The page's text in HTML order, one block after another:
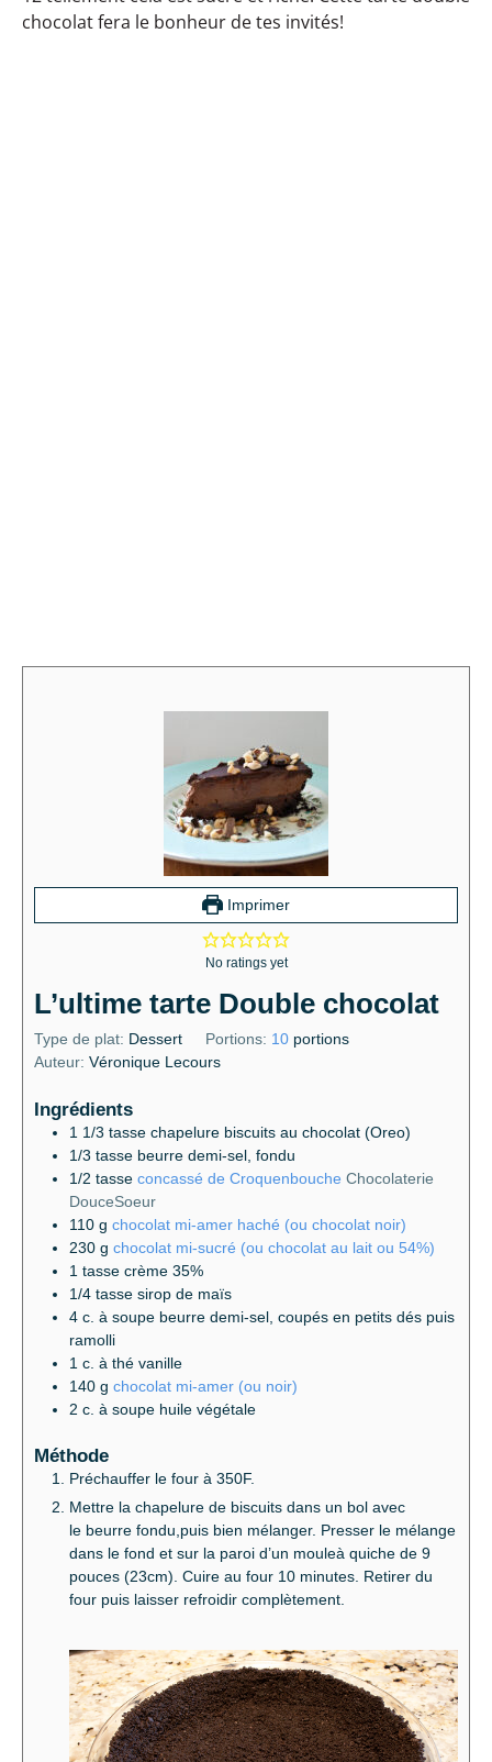
chocolat fera le bonheur de tes invités!
Imprimer
No ratings yet
L’ultime tarte Double chocolat
Type de plat: Dessert Portions: 10 portions
Auteur: Véronique Lecours
Ingrédients
1 1/3 tasse chapelure biscuits au chocolat (Oreo)
1/3 tasse beurre demi-sel, fondu
1/2 tasse concassé de Croquenbouche Chocolaterie
DouceSoeur
110 g chocolat mi-amer haché (ou chocolat noir)
230 g chocolat mi-sucré (ou chocolat au lait ou 54%)
1 tasse crème 35%
1/4 tasse sirop de maïs
4 c. à soupe beurre demi-sel, coupés en petits dés puis
ramolli
1 c. à thé vanille
140 g chocolat mi-amer (ou noir)
2 c. à soupe huile végétale
Méthode
Préchauffer le four à 350F.
Mettre la chapelure de biscuits dans un bol avec
le beurre fondu,puis bien mélanger. Presser le mélange
dans le fond et sur la paroi d’un mouleà quiche de 9
pouces (23cm). Cuire au four 10 minutes. Retirer du
four puis laisser refroidir complètement.